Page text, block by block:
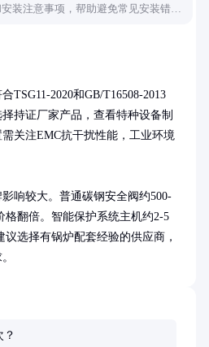
装注意事项，帮助避免常见安装错
TSG11-2020和GB/T16508-2013
持证厂家产品，查看特种设备制
关注EMC抗干扰性能，工业环境
响较大。普通碳钢安全阀约500-
格翻倍。智能保护系统主机约2-5
选择有锅炉配套经验的供应商，